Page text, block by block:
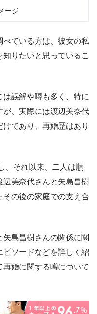
ージ
べている方は、彼女の私
りたいと思っているこ
誤解や噂も多く、特に
が、実際には渡辺美奈代
であり、再婚歴はあり
、それ以来、二人は順
辺美奈代さんと矢島昌樹
その後の家庭での支え合
島昌樹さんの関係に関
ソードなどを詳しく紹
婚に関する噂について